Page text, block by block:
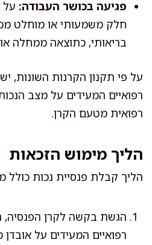
פגיעה בכושר העבודה: על
חלק משמעותי או מוחלט
בריאותי, כתוצאה ממחלה
על פי תקנון הקרנות השונות,
רפואיים המעידים על מצב
רפואית מטעם הקרן.
הליך מימוש הזכאות
הליך קבלת פנסיית נכות כולל
הגשת בקשה לקרן הפנסיה,
רפואיים המעידים על אובדן